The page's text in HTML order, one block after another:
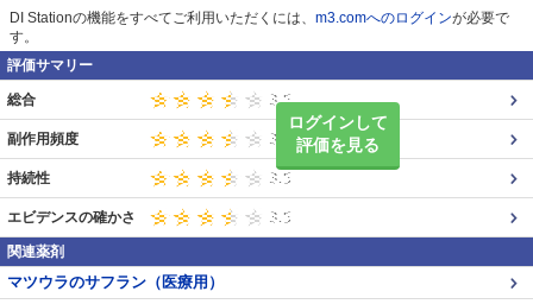
DI Stationの機能をすべてご利用いただくには、 m3.comへのログインが必要で
す。
評価サマリー
ログインして
評価を見る
総合
副作用頻度
持続性
エビデンスの確かさ
関連薬剤
マツウラのサフラン（医療用）